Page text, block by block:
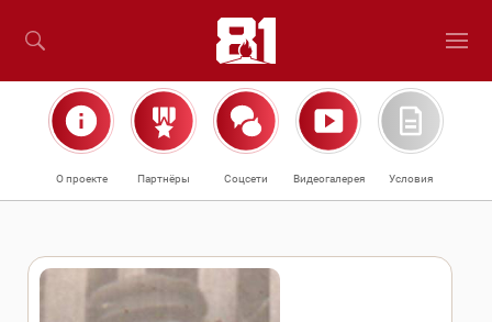
О проекте Партнёры Соцсети Видеогалерея Условия